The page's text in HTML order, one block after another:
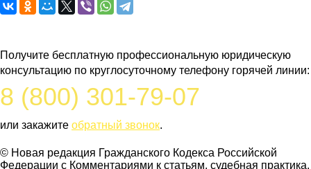
Получите бесплатную профессиональную юридическую
консультацию по круглосуточному телефону горячей линии:
8 (800) 301-79-07
или закажите обратный звонок.
© Новая редакция Гражданского Кодекса Российской
Федерации c Комментариями к статьям, судебная практика.